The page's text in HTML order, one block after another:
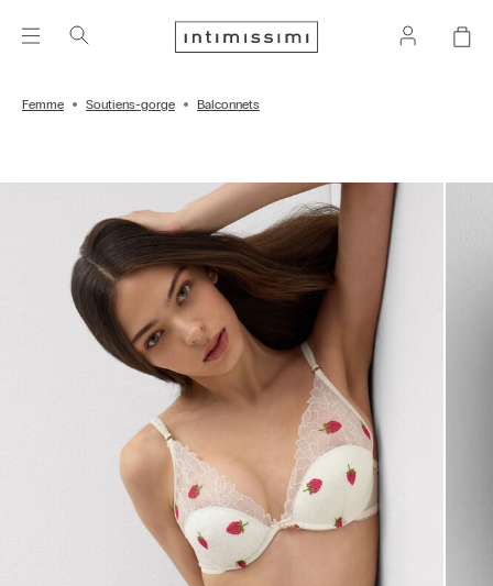
Femme Soutiens-gorge Balconnets